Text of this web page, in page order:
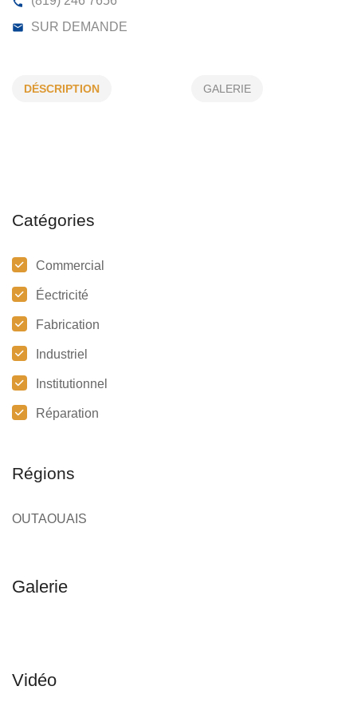
380, ERNEST-GABOURY GATINEAU, (QC)
DÉSCRIPTION GALERIE
Catégories
Commercial
Éectricité
Fabrication
Industriel
Institutionnel
Réparation
Régions
OUTAOUAIS